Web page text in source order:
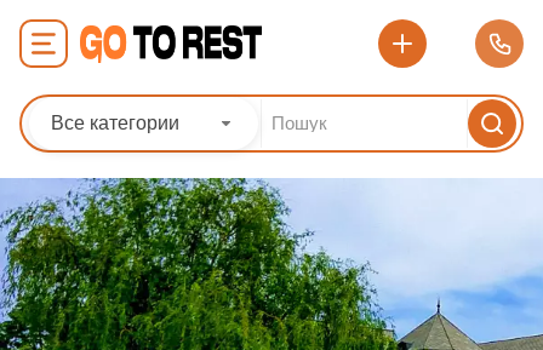
Все категории